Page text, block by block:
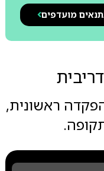
מועדפים
ראשונית,